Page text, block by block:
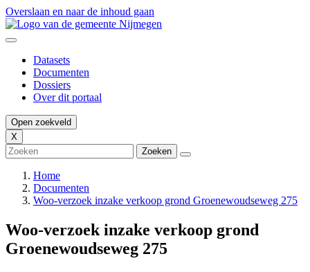
Overslaan en naar de inhoud gaan
Datasets
Documenten
Dossiers
Over dit portaal
Open zoekveld
X
Home
Documenten
Woo-verzoek inzake verkoop grond Groenewoudseweg 275
Woo-verzoek inzake verkoop grond
Groenewoudseweg 275